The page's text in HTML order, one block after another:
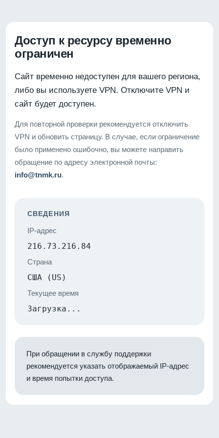
Доступ к ресурсу временно
ограничен
Сайт временно недоступен для вашего региона,
либо вы используете VPN. Отключите VPN и
сайт будет доступен.
Для повторной проверки рекомендуется отключить
VPN и обновить страницу. В случае, если ограничение
было применено ошибочно, вы можете направить
обращение по адресу электронной почты:
info@tnmk.ru.
СВЕДЕНИЯ
IP-адрес
216.73.216.84
Страна
США (US)
Текущее время
Загрузка...
При обращении в службу поддержки
рекомендуется указать отображаемый IP-адрес
и время попытки доступа.